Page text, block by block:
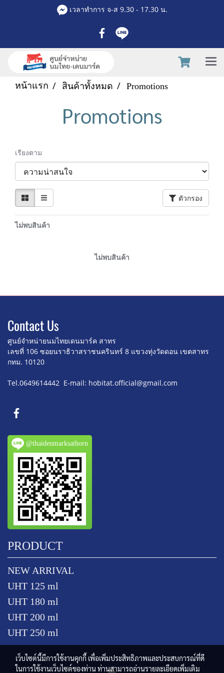
เวลาทำการ จ-ส 9.30 - 17.30 น.
หน้าแรก สินค้าทั้งหมด Promotions
Promotions
เรียงตาม
ตัวกรอง
ไม่พบสินค้า
ไม่พบสินค้า
Contact Us
ศูนย์จำหน่ายนมไทยเดนมาร์ค สาทร
เลขที่ 106 ซอยนราธิวาสราชนครินทร์ 8 แขวงทุ่งวัดดอน เขตสาทร
กทม. 10120
Tel.0649614442 E-mail: hobitat.official@gmail.com
@thaidenmarksathorn
PRODUCT
NEW ARRIVAL
UHT 125 ml
UHT 180 ml
UHT 200 ml
UHT 250 ml
เว็บไซต์นี้มีการใช้งานคุกกี้ เพื่อเพิ่มประสิทธิภาพและประสบการณ์ที่ดี
ในการใช้งานเว็บไซต์ของท่าน ท่านสามารถอ่านรายละเอียดเพิ่มเติม